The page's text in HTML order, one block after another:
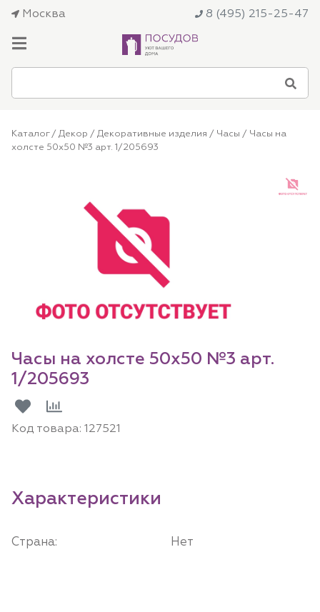
Москва 8 (495) 215-25-47
Каталог/ Декор / Декоративные изделия / Часы / Часы на
холсте 50х50 №3 арт. 1/205693
Часы на холсте 50х50 №3 арт.
1/205693
Код товара: 127521
Характеристики
Страна: Нет